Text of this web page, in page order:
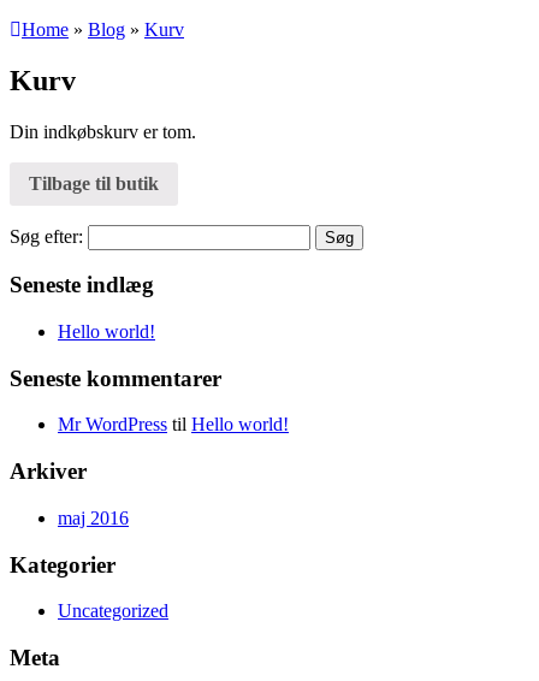
Home » Blog » Kurv
Kurv
Din indkøbskurv er tom.
Tilbage til butik
Søg efter:
Seneste indlæg
Hello world!
Seneste kommentarer
Mr WordPress til Hello world!
Arkiver
maj 2016
Kategorier
Uncategorized
Meta